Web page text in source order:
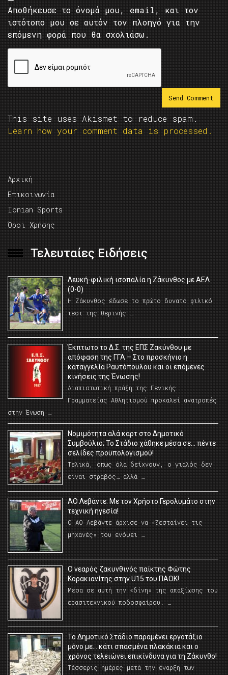
Αποθήκευσε το όνομά μου, email, και τον
ιστότοπο μου σε αυτόν τον πλοηγό για την
επόμενη φορά που θα σχολιάσω.
This site uses Akismet to reduce spam.
Learn how your comment data is processed.
Αρχική
Επικοινωνία
Ionian Sports
Όροι Χρήσης
Τελευταίες Ειδήσεις
Λευκή-φιλική ισοπαλία η Ζάκυνθος με ΑΕΛ
(0-0)
Η Ζάκυνθος έδωσε το πρώτο δυνατό φιλικό
τεστ της θερινής …
Έκπτωτο το Δ.Σ. της ΕΠΣ Ζακύνθου με
απόφαση της ΓΓΑ – Στο προσκήνιο η
καταγγελία Ραυτόπουλου και οι επόμενες
κινήσεις της Ένωσης!
Διαπιστωτική πράξη της Γενικής
Γραμματείας Αθλητισμού προκαλεί ανατροπές
στην Ένωση …
Νομιμότητα αλά καρτ στο Δημοτικό
Συμβούλιο; Το Στάδιο χάθηκε μέσα σε… πέντε
σελίδες προϋπολογισμού!
Τελικά, όπως όλα δείχνουν, ο γιαλός δεν
είναι στραβός… αλλά …
ΑΟ Λεβάντε: Με τον Χρήστο Γερολυμάτο στην
τεχνική ηγεσία!
Ο ΑΟ Λεβάντε άρχισε να «ζεσταίνει τις
μηχανές» του ενόψει …
O νεαρός ζακυνθινός παίκτης Φώτης
Κορακιανίτης στην U15 του ΠΑΟΚ!
Μέσα σε αυτή την «δίνη» της απαξίωσης του
ερασιτεχνικού ποδοσφαίρου. …
Το Δημοτικό Στάδιο παραμένει εργοτάξιο
μόνο με… κάτι σπασμένα πλακάκια και ο
χρόνος τελειώνει επικίνδυνα για τη Ζάκυνθο!
Τέσσερις ημέρες μετά την έναρξη των